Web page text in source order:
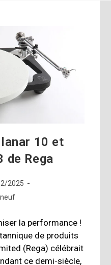
10 et
de Rega
2025
la performance !
de produits
(Rega) célébrait
ce demi-siècle,